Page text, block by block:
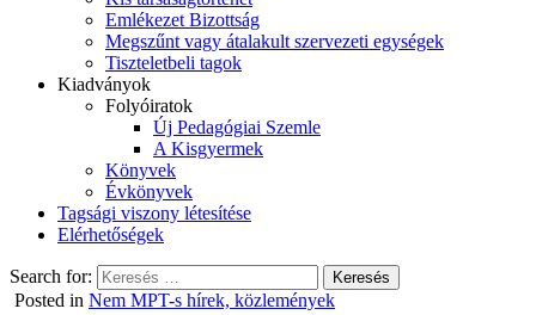
Emlékezet Bizottság
Megszűnt vagy átalakult szervezeti egységek
Tiszteletbeli tagok
Kiadványok
Folyóiratok
Új Pedagógiai Szemle
A Kisgyermek
Könyvek
Évkönyvek
Tagsági viszony létesítése
Elérhetőségek
Search for:
Posted in Nem MPT-s hírek, közlemények